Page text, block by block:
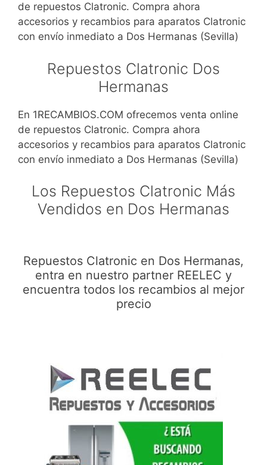
de repuestos Clatronic. Compra ahora
accesorios y recambios para aparatos Clatronic
con envío inmediato a Dos Hermanas (Sevilla)
Repuestos Clatronic Dos
Hermanas
En 1RECAMBIOS.COM ofrecemos venta online
de repuestos Clatronic. Compra ahora
accesorios y recambios para aparatos Clatronic
con envío inmediato a Dos Hermanas (Sevilla)
Los Repuestos Clatronic Más
Vendidos en Dos Hermanas
Repuestos Clatronic en Dos Hermanas,
entra en nuestro partner REELEC y
encuentra todos los recambios al mejor
precio